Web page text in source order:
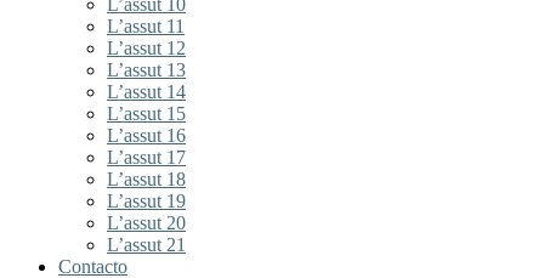
L’assut 11
L’assut 12
L’assut 13
L’assut 14
L’assut 15
L’assut 16
L’assut 17
L’assut 18
L’assut 19
L’assut 20
L’assut 21
Contacto